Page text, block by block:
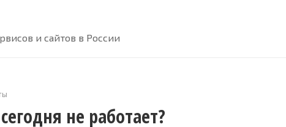
и сайтов в России
не работает?